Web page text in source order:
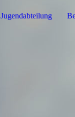
Jugendabteilung